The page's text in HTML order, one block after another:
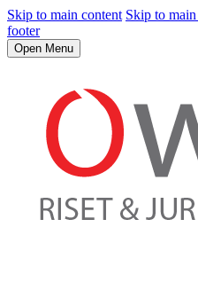
Skip to main content Skip to
footer
Open Menu